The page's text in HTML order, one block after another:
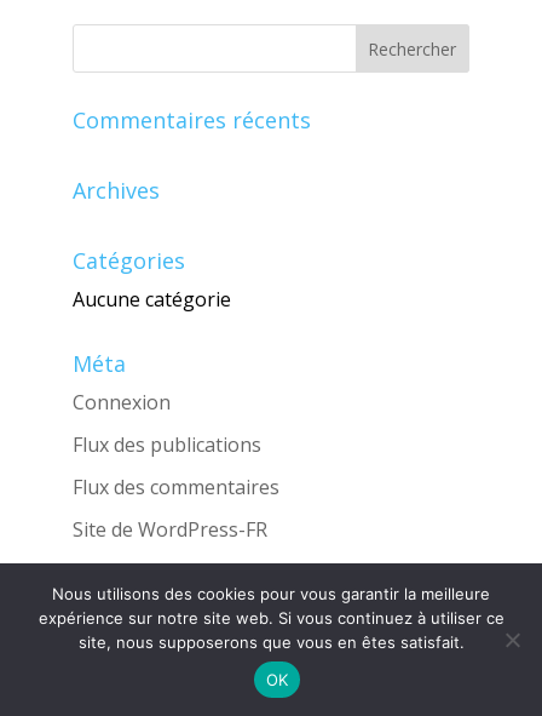
Commentaires récents
Archives
Catégories
Aucune catégorie
Méta
Connexion
Flux des publications
Flux des commentaires
Site de WordPress-FR
Une réalisation de l'AgenceINGLOBO
Nous utilisons des cookies pour vous garantir la meilleure
expérience sur notre site web. Si vous continuez à utiliser ce
site, nous supposerons que vous en êtes satisfait.
OK